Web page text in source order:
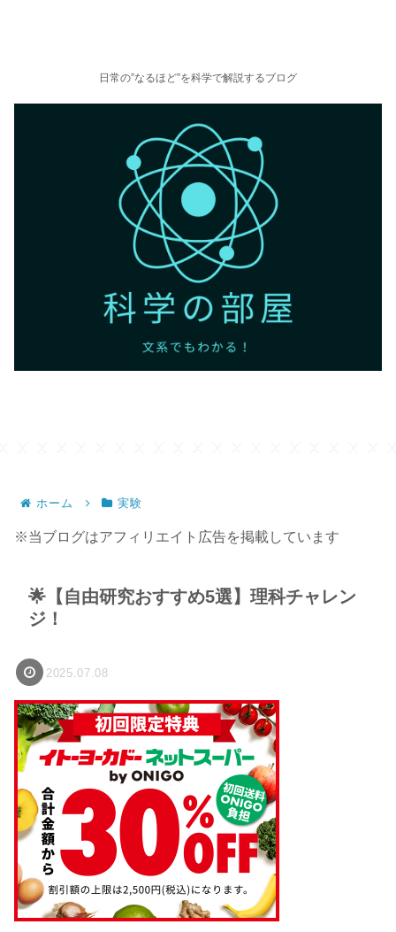
日常の”なるほど”を科学で解説するブログ
ホーム 実験
※当ブログはアフィリエイト広告を掲載しています
🌟【自由研究おすすめ5選】理科チャレン
ジ！
2025.07.08